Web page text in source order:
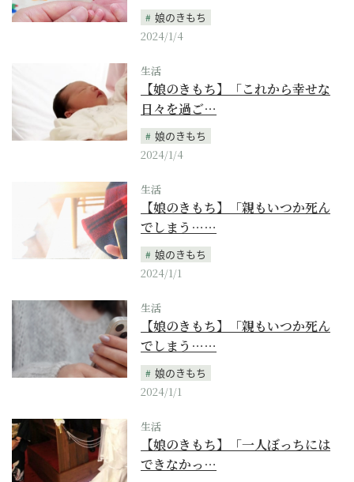
娘のきもち
2024/1/4
生活
【娘のきもち】「これから幸せな
日々を過ご…
娘のきもち
2024/1/4
生活
【娘のきもち】「親もいつか死ん
でしまう……
娘のきもち
2024/1/1
生活
【娘のきもち】「親もいつか死ん
でしまう……
娘のきもち
2024/1/1
生活
【娘のきもち】「一人ぼっちには
できなかっ…